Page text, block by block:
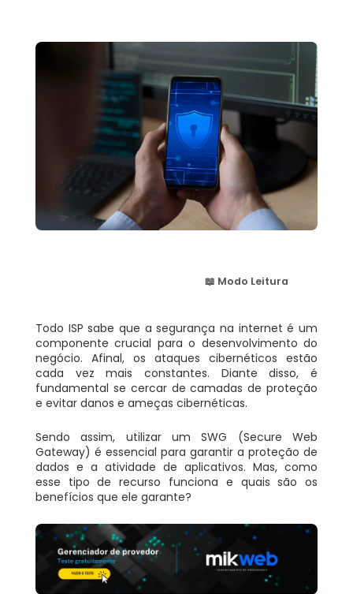
📖 Modo Leitura
Todo ISP sabe que a segurança na internet é um
componente crucial para o desenvolvimento do
negócio. Afinal, os ataques cibernéticos estão
cada vez mais constantes. Diante disso, é
fundamental se cercar de camadas de proteção
e evitar danos e ameças cibernéticas.
Sendo assim, utilizar um SWG (Secure Web
Gateway) é essencial para garantir a proteção de
dados e a atividade de aplicativos. Mas, como
esse tipo de recurso funciona e quais são os
benefícios que ele garante?